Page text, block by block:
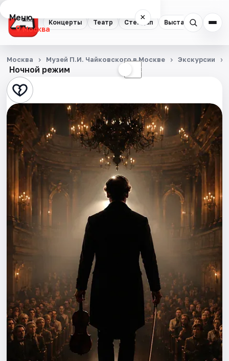
Концерты Театр Стендап Выставки
Меню ×
Москва
Концерты
Театр
Стендап
Выставки
Квесты
Экскурсии
Спорт
События
Города
Площадки
Артисты
Рейтинги
Ночной режим ☾
Москва Музей П.И. Чайковского в Москве Экскурсии